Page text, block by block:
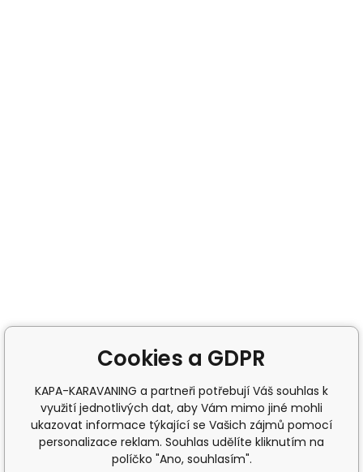
Cookies a GDPR
KAPA-KARAVANING a partneři potřebují Váš souhlas k
využití jednotlivých dat, aby Vám mimo jiné mohli
ukazovat informace týkající se Vašich zájmů pomocí
personalizace reklam. Souhlas udělíte kliknutím na
políčko "Ano, souhlasím".